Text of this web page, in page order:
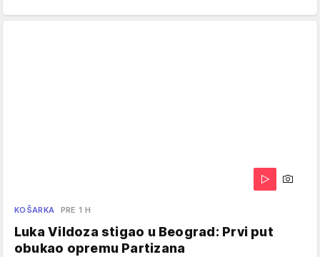
KOŠARKA PRE 1 H
Luka Vildoza stigao u Beograd: Prvi put
obukao opremu Partizana